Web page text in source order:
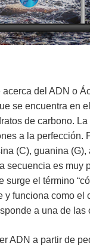
del ADN o
se encuentra en
de carbono.
a la
(C), guanina
es
el término
funciona como
a una de las
ADN a partir de